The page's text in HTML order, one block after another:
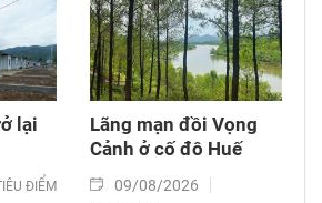
Tổ quốc, phục vụ nhân dân.
thầy giáo Vũ Phong Kỳ từ một
lăn trở thành người đào tạo
hứng và đồng hành cùng
khuyết tật là minh chứng sinh
và làm theo Bác bằng tinh
chí vượt khó và sự tận tâm vì
lại
ĐIỂM
Lãng mạn đồi Vọng
Cảnh ở cố đô Huế
09/08/2026